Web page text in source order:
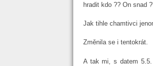
hradit kdo ?? On snad
Jak tihle chamtivci
Změnila se i tentokrát.
A tak mi, s datem